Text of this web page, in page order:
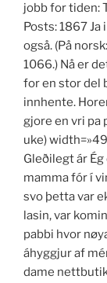
jobb for tiden:
Posts: 1867
også. (På
1066.) Nå er
for en stor del
innhente.
gjore en vri pa
uke)
Gleðilegt ár
mamma fór í
svo þetta var
lasin, var
pabbi hvor
áhyggjur af
dame